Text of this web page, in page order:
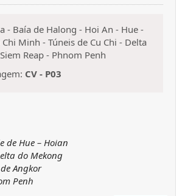
- Baía de Halong - Hoi An - Hue -
Chi Minh - Túneis de Cu Chi - Delta
Siem Reap - Phnom Penh
CV - P03
de Hue – Hoian
do Mekong
Angkor
Penh